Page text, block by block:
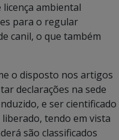
ambiental
para o regular
canil, o que também
o disposto nos artigos
declarações na sede
e ser cientificado
tendo em vista
são classificados